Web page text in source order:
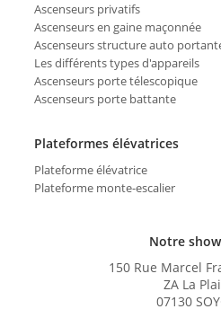
Notre
150 Rue Marcel
ZA La
07130
Ascenseurs privatifs
Ascenseurs en gaine maçonnée
Ascenseurs structure auto
Les différents types d'appareils
Ascenseurs porte télescopique
Ascenseurs porte battante
Plateformes élévatrices
Plateforme élévatrice
Plateforme monte-escalier